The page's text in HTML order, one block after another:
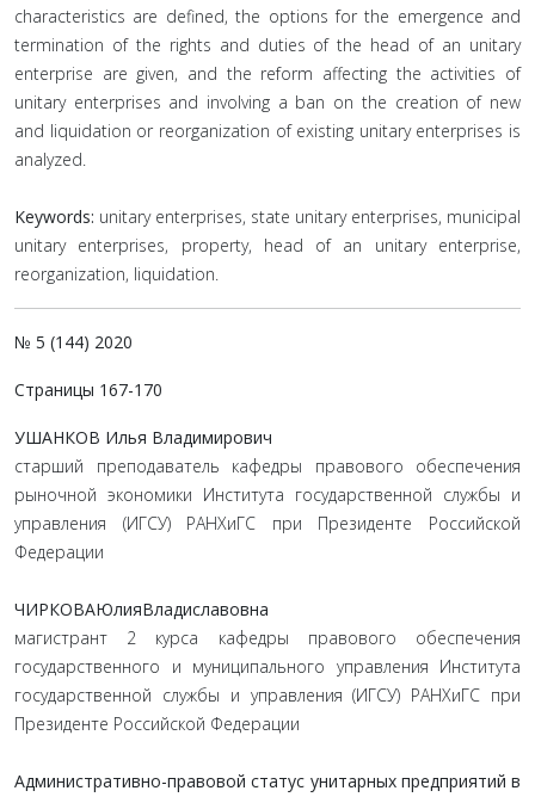
characteristics are defined, the options for the emergence and
termination of the rights and duties of the head of an unitary
enterprise are given, and the reform affecting the activities of
unitary enterprises and involving a ban on the creation of new
and liquidation or reorganization of existing unitary enterprises is
analyzed.
Keywords: unitary enterprises, state unitary enterprises, municipal
unitary enterprises, property, head of an unitary enterprise,
reorganization, liquidation.
№ 5 (144) 2020
Страницы 167-170
УШАНКОВ Илья Владимирович
старший преподаватель кафедры правового обеспечения
рыночной экономики Института государственной службы и
управления (ИГСУ) РАНХиГС при Президенте Российской
Федерации
ЧИРКОВАЮлияВладиславовна
магистрант 2 курса кафедры правового обеспечения
государственного и муниципального управления Института
государственной службы и управления (ИГСУ) РАНХиГС при
Президенте Российской Федерации
Административно-правовой статус унитарных предприятий в